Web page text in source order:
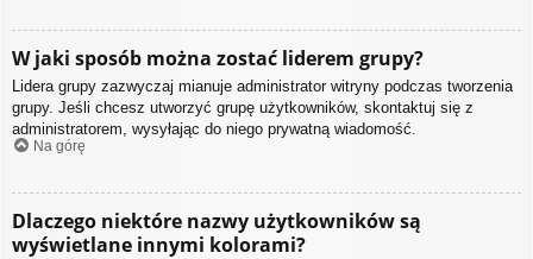
W jaki sposób można zostać liderem grupy?
Lidera grupy zazwyczaj mianuje administrator witryny podczas tworzenia
grupy. Jeśli chcesz utworzyć grupę użytkowników, skontaktuj się z
administratorem, wysyłając do niego prywatną wiadomość.
Na górę
Dlaczego niektóre nazwy użytkowników są
wyświetlane innymi kolorami?